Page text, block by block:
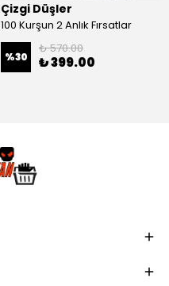
Çizgi Düşler
100 Kurşun 2 Anlık Fırsatlar
%30
₺ 570.00
₺ 399.00